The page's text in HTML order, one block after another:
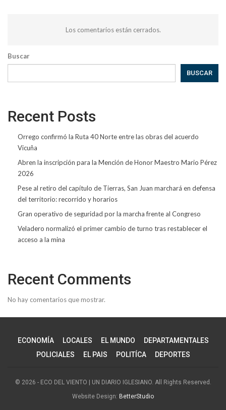
Los comentarios están cerrados.
Buscar
BUSCAR
Recent Posts
Orrego confirmó la Ruta 40 Norte entre las obras del acuerdo
Vicuña
Abren la inscripción para la Mención de Honor Maestro Mario Pérez
2026
Pese al retiro del capítulo de Tierras, San Juan marchará en defensa
del territorio: recorrido y horarios
Gran operativo de seguridad por la marcha frente al Congreso
Veladero normalizó el primer cambio de turno tras restablecer el
acceso a la mina
Recent Comments
No hay comentarios que mostrar.
ECONOMÍA LOCALES EL MUNDO
DEPARTAMENTALES
POLICIALES
EL PAIS POLITÍCA DEPORTES
© 2026 - ECO DEL VIENTO | UN DIARIO IGLESIANO. All Rights Reserved.
Website Design: BetterStudio